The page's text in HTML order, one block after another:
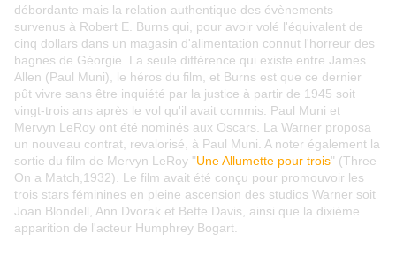
débordante mais la relation authentique des évènements
survenus à Robert E. Burns qui, pour avoir volé l'équivalent de
cinq dollars dans un magasin d'alimentation connut l'horreur des
bagnes de Géorgie. La seule différence qui existe entre James
Allen (Paul Muni), le héros du film, et Burns est que ce dernier
pût vivre sans être inquiété par la justice à partir de 1945 soit
vingt-trois ans après le vol qu'il avait commis. Paul Muni et
Mervyn LeRoy ont été nominés aux Oscars. La Warner proposa
un nouveau contrat, revalorisé, à Paul Muni. A noter également la
sortie du film de Mervyn LeRoy "Une Allumette pour trois" (Three
On a Match,1932). Le film avait été conçu pour promouvoir les
trois stars féminines en pleine ascension des studios Warner soit
Joan Blondell, Ann Dvorak et Bette Davis, ainsi que la dixième
apparition de l'acteur Humphrey Bogart.